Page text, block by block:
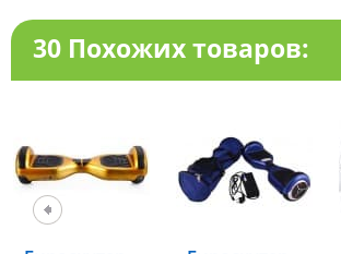
30 Похожих товаров: